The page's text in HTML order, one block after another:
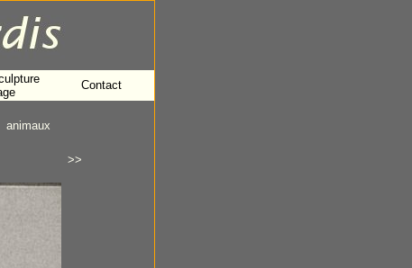
Contact
animaux
>>